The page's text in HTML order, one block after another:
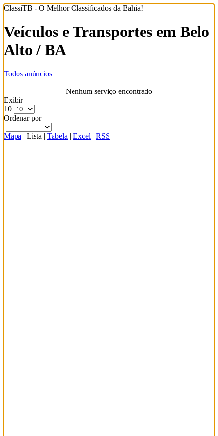
ClassiTB - O Melhor Classificados da Bahia!
Veículos e Transportes em Belo
Alto / BA
Todos anúncios
Nenhum serviço encontrado
Exibir
10
Ordenar por
Mapa | Lista | Tabela | Excel | RSS